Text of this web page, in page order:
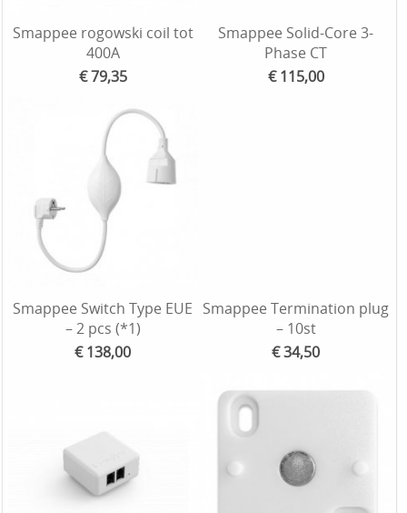
Smappee rogowski coil tot
400A
€ 79,35
Smappee Solid-Core 3-
Phase CT
€ 115,00
Smappee Switch Type EUE
– 2 pcs (*1)
€ 138,00
Smappee Termination plug
– 10st
€ 34,50